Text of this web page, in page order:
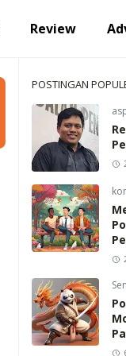
Review
POSTINGAN